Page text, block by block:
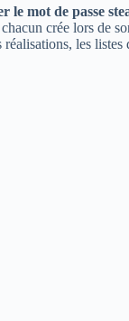
le mot de passe
crée lors de
les